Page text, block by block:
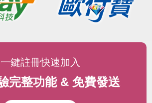
一鍵註冊快速加入
完整功能 & 免費發送